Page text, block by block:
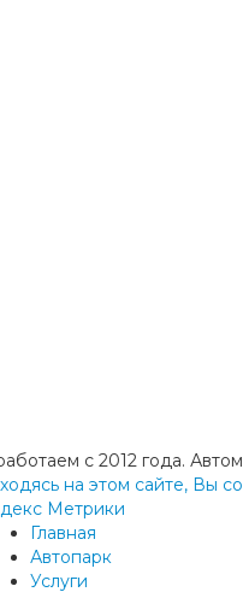
с 2012 года.
на этом сайте, Вы
Метрики
Главная
Автопарк
Услуги